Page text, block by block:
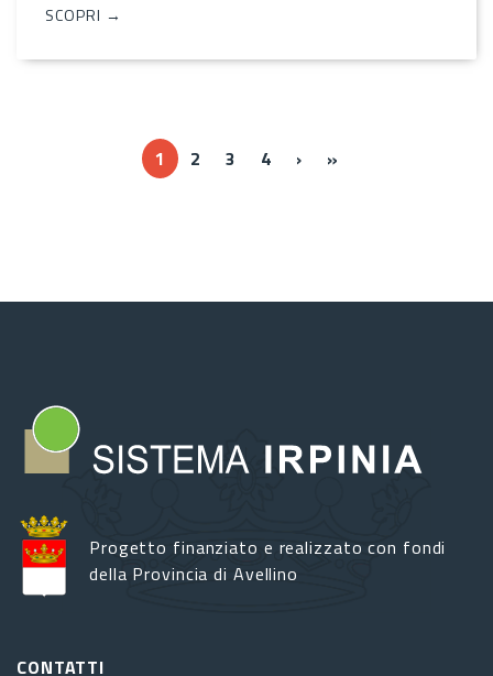
SCOPRI →
1 2 3 4 ››› »
Progetto finanziato e realizzato con fondi
della Provincia di Avellino
CONTATTI